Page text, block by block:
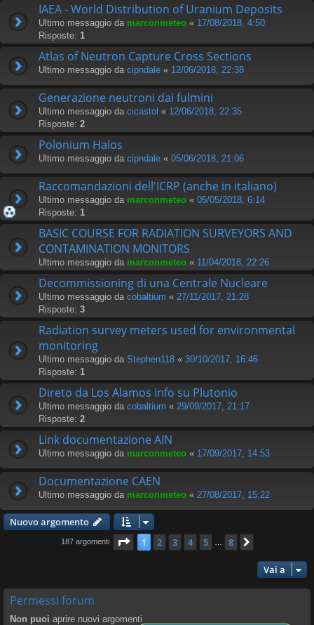
IAEA - World Distribution of Uranium Deposits
Ultimo messaggio da marconmeteo « 17/08/2018, 4:50
Risposte: 1
Atlas of Neutron Capture Cross Sections
Ultimo messaggio da cipndale « 12/06/2018, 22:38
Generazione neutroni dai fulmini
Ultimo messaggio da cicastol « 12/06/2018, 22:35
Risposte: 2
Polonium Halos
Ultimo messaggio da cipndale « 05/06/2018, 21:06
Raccomandazioni dell'ICRP (anche in italiano)
Ultimo messaggio da marconmeteo « 05/05/2018, 6:14
Risposte: 1
BASIC COURSE FOR RADIATION SURVEYORS AND
CONTAMINATION MONITORS
Ultimo messaggio da marconmeteo « 11/04/2018, 22:26
Decommissioning di una Centrale Nucleare
Ultimo messaggio da cobaltium « 27/11/2017, 21:28
Risposte: 3
Radiation survey meters used for environmental
monitoring
Ultimo messaggio da Stephen118 « 30/10/2017, 16:46
Risposte: 1
Direto da Los Alamos info su Plutonio
Ultimo messaggio da cobaltium « 29/09/2017, 21:17
Risposte: 2
Link documentazione AIN
Ultimo messaggio da marconmeteo « 17/09/2017, 14:53
Documentazione CAEN
Ultimo messaggio da marconmeteo « 27/08/2017, 15:22
Nuovo argomento
187 argomenti Pagina di
1 2 3 4 5 8
Vai a
Permessi forum
Non puoi aprire nuovi argomenti